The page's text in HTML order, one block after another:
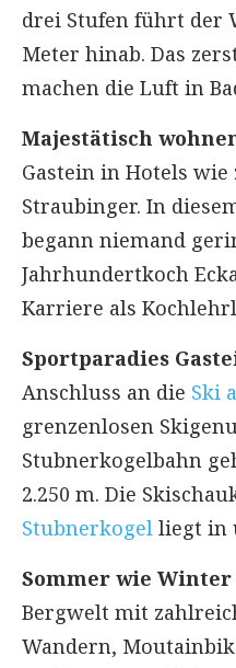
drei Stufen führt der
Meter hinab. Das
machen die Luft in
Majestätisch
Gastein in Hotels wie
Straubinger. In
begann niemand
Jahrhundertkoch
Karriere als
Sportparadies
Anschluss an die Ski
grenzenlosen
Stubnerkogelbahn
2.250 m. Die
Stubnerkogel liegt in
Sommer wie Winter
Bergwelt mit
Wandern,